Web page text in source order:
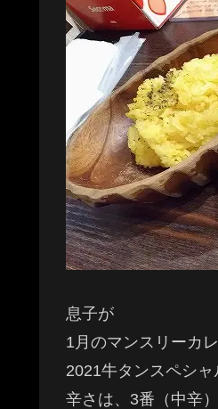
息子が
1月のマンスリーカ
2021牛タンスペシャ
辛さは、3番（中辛）